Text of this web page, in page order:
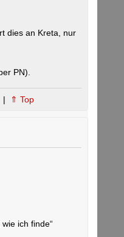
dies an Kreta, nur
PN).
| ⇑ Top
ich finde“